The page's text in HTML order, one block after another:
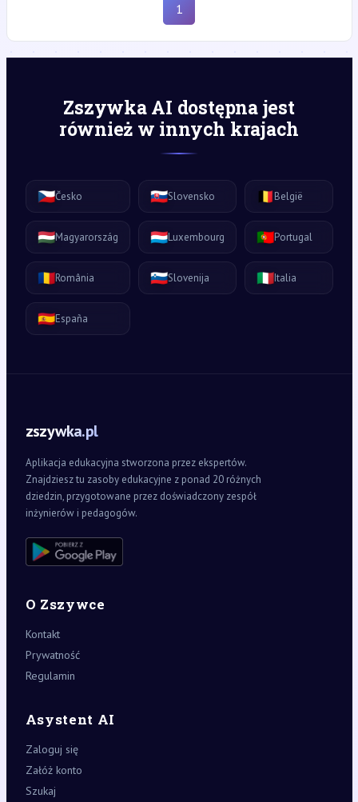
1
Zszywka AI dostępna jest
również w innych krajach
🇨🇿Česko 🇸🇰Slovensko 🇧🇪België
🇭🇺Magyarország 🇱🇺Luxembourg 🇵🇹Portugal
🇷🇴România 🇸🇮Slovenija 🇮🇹Italia
🇪🇸España
zszywka.pl
Aplikacja edukacyjna stworzona przez ekspertów.
Znajdziesz tu zasoby edukacyjne z ponad 20 różnych
dziedzin, przygotowane przez doświadczony zespół
inżynierów i pedagogów.
O Zszywce
Kontakt
Prywatność
Regulamin
Asystent AI
Zaloguj się
Załóż konto
Szukaj